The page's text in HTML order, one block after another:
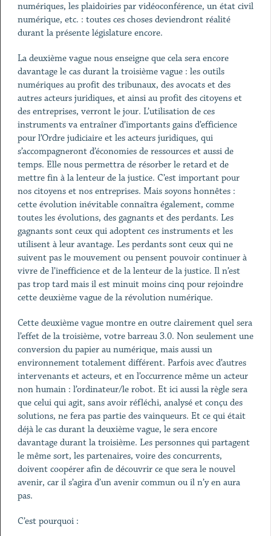
numériques, les plaidoiries par vidéoconférence, un état civil
numérique, etc. : toutes ces choses deviendront réalité
durant la présente législature encore.
La deuxième vague nous enseigne que cela sera encore
davantage le cas durant la troisième vague : les outils
numériques au profit des tribunaux, des avocats et des
autres acteurs juridiques, et ainsi au profit des citoyens et
des entreprises, verront le jour. L’utilisation de ces
instruments va entraîner d’importants gains d’efficience
pour l’Ordre judiciaire et les acteurs juridiques, qui
s’accompagneront d’économies de ressources et aussi de
temps. Elle nous permettra de résorber le retard et de
mettre fin à la lenteur de la justice. C’est important pour
nos citoyens et nos entreprises. Mais soyons honnêtes :
cette évolution inévitable connaîtra également, comme
toutes les évolutions, des gagnants et des perdants. Les
gagnants sont ceux qui adoptent ces instruments et les
utilisent à leur avantage. Les perdants sont ceux qui ne
suivent pas le mouvement ou pensent pouvoir continuer à
vivre de l’inefficience et de la lenteur de la justice. Il n’est
pas trop tard mais il est minuit moins cinq pour rejoindre
cette deuxième vague de la révolution numérique.
Cette deuxième vague montre en outre clairement quel sera
l’effet de la troisième, votre barreau 3.0. Non seulement une
conversion du papier au numérique, mais aussi un
environnement totalement différent. Parfois avec d’autres
intervenants et acteurs, et en l’occurrence même un acteur
non humain : l’ordinateur/le robot. Et ici aussi la règle sera
que celui qui agit, sans avoir réfléchi, analysé et conçu des
solutions, ne fera pas partie des vainqueurs. Et ce qui était
déjà le cas durant la deuxième vague, le sera encore
davantage durant la troisième. Les personnes qui partagent
le même sort, les partenaires, voire des concurrents,
doivent coopérer afin de découvrir ce que sera le nouvel
avenir, car il s’agira d’un avenir commun ou il n’y en aura
pas.
C’est pourquoi :